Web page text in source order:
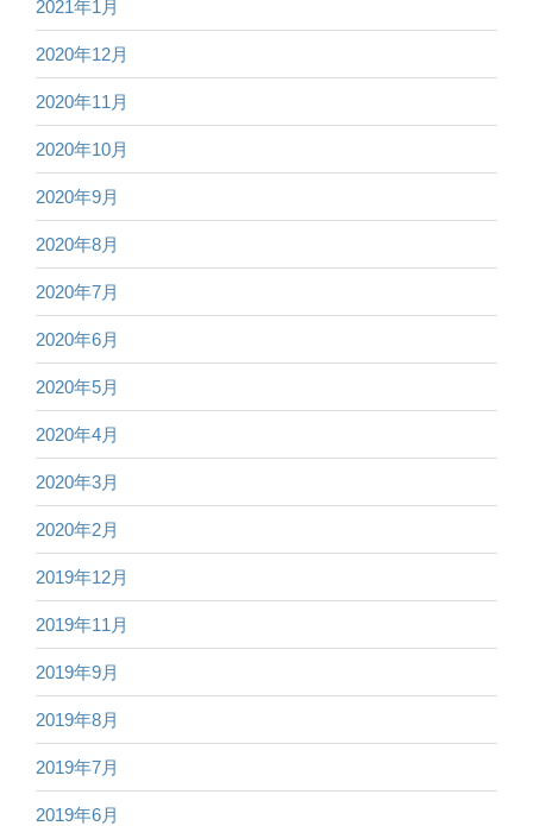
2021年1月
2020年12月
2020年11月
2020年10月
2020年9月
2020年8月
2020年7月
2020年6月
2020年5月
2020年4月
2020年3月
2020年2月
2019年12月
2019年11月
2019年9月
2019年8月
2019年7月
2019年6月